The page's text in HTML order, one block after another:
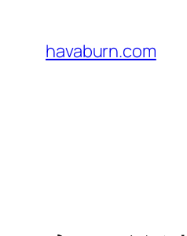
content
havaburn.com